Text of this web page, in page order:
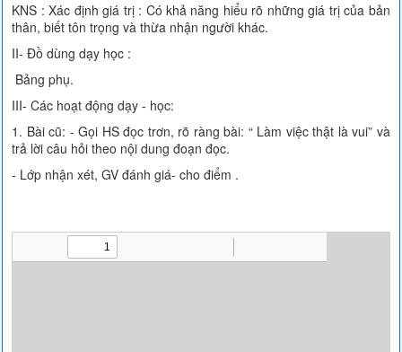
KNS : Xác định giá trị : Có khả năng hiểu rõ những giá trị của bản
thân, biết tôn trọng và thừa nhận người khác.
II- Đồ dùng dạy học :
Bảng phụ.
III- Các hoạt động dạy - học:
1. Bài cũ: - Gọi HS đọc trơn, rõ ràng bài: “ Làm việc thật là vui” và
trả lời câu hỏi theo nội dung đoạn đọc.
- Lớp nhận xét, GV đánh giá- cho điểm .